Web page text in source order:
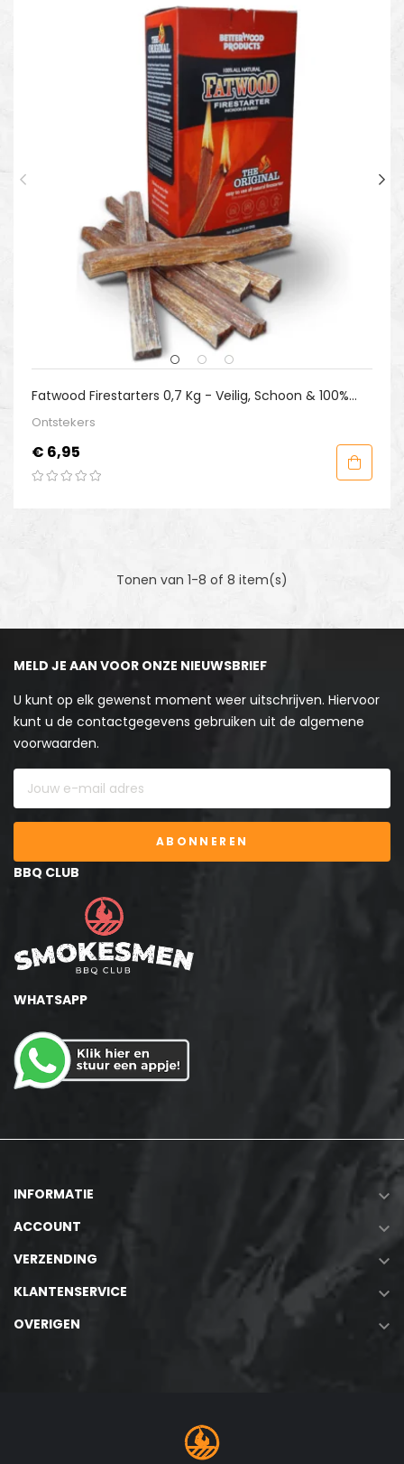
Fatwood Firestarters 0,7 Kg - Veilig, Schoon & 100%
Natuurlijk
Ontstekers
Prijs
€ 6,95
Tonen van 1-8 of 8 item(s)
MELD JE AAN VOOR ONZE NIEUWSBRIEF
U kunt op elk gewenst moment weer uitschrijven. Hiervoor
kunt u de contactgegevens gebruiken uit de algemene
voorwaarden.
ABONNEREN
BBQ CLUB
WHATSAPP
INFORMATIE 
ACCOUNT 
VERZENDING 
KLANTENSERVICE 
OVERIGEN 